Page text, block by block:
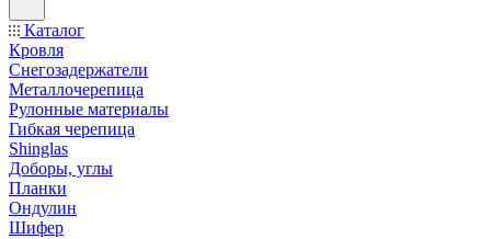
Каталог
Кровля
Снегозадержатели
Металлочерепица
Рулонные материалы
Гибкая черепица
Shinglas
Доборы, углы
Планки
Ондулин
Шифер